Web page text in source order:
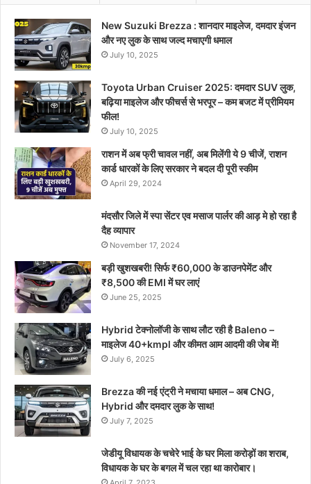
New Suzuki Brezza : शानदार माइलेज, दमदार इंजन
और नए लुक के साथ जल्द मचाएगी धमाल
July 10, 2025
Toyota Urban Cruiser 2025: दमदार SUV लुक,
बढ़िया माइलेज और फीचर्स से भरपूर – कम बजट में प्रीमियम
फील!
July 10, 2025
राशन में अब फ्री चावल नहीं, अब मिलेंगी ये 9 चीजें, राशन
कार्ड धारकों के लिए सरकार ने बदल दी पूरी स्कीम
April 29, 2024
मंदसौर जिले में स्पा सेंटर एव मसाज पार्लर की आड़ मे हो रहा है
दैह व्यापार
November 17, 2024
बड़ी खुशखबरी! सिर्फ ₹60,000 के डाउनपेमेंट और
₹8,500 की EMI में घर लाएं
June 25, 2025
Hybrid टेक्नोलॉजी के साथ लौट रही है Baleno –
माइलेज 40+kmpl और कीमत आम आदमी की जेब में!
July 6, 2025
Brezza की नई एंट्री ने मचाया धमाल – अब CNG,
Hybrid और दमदार लुक के साथ!
July 7, 2025
जेडीयू विधायक के चचेरे भाई के घर मिला करोड़ों का शराब,
विधायक के घर के बगल में चल रहा था कारोबार।